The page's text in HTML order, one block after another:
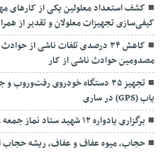
کشف استعداد معلولین یکی از کارهای
کیفی‌سازی تجهیزات معلولان و تقدیر از
مصدومین حوادث ناشی از کار
تجهیز ۳۵ دستگاه خودروی
یاب (GPS) در ساری
برگزاری یادواره ۱۲ شهید ستاد نماز جمعه و دو امام جمعه فقید شهرستان ساری
حجاب، میوه عفاف و عفاف، ریشه